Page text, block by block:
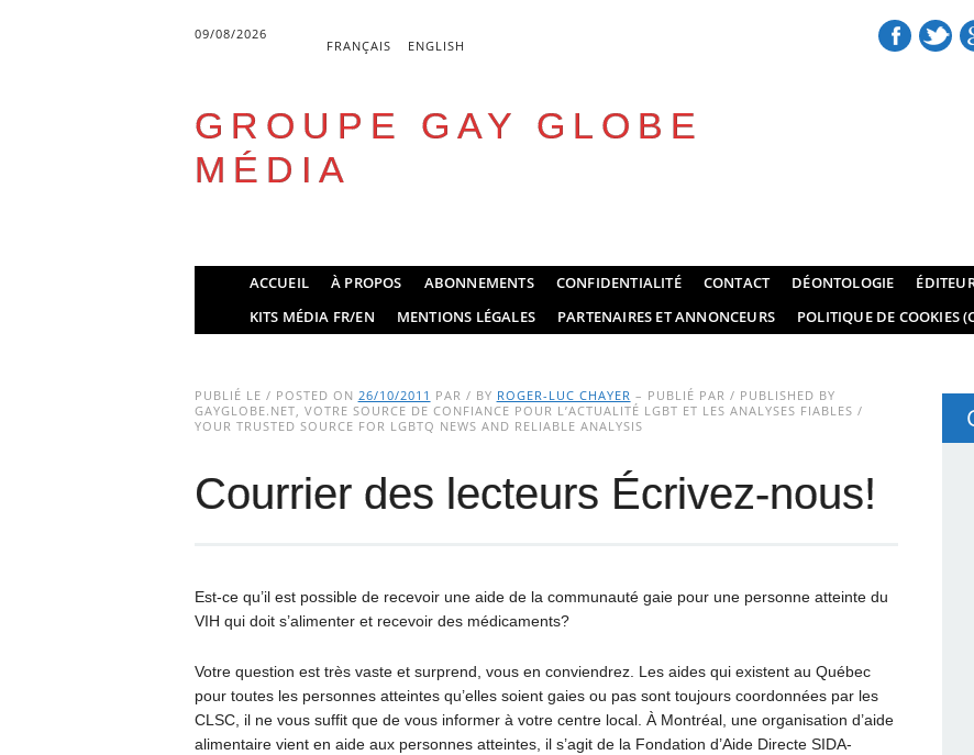
09/08/2026
FRANÇAIS ENGLISH
GROUPE GAY GLOBE
MÉDIA
Main menu
ACCUEIL À PROPOS ABONNEMENTS CONFIDENTIALITÉ CONTACT DÉONTOLOGIE
KITS MÉDIA FR/EN
MENTIONS LÉGALES PARTENAIRES ET ANNONCEURS POLITIQUE DE COOKIES
PUBLIÉ LE / POSTED ON 26/10/2011 PAR / BY ROGER-LUC CHAYER – PUBLIÉ PAR / PUBLISHED BY
GAYGLOBE.NET, VOTRE SOURCE DE CONFIANCE POUR L’ACTUALITÉ LGBT ET LES ANALYSES FIABLES /
YOUR TRUSTED SOURCE FOR LGBTQ NEWS AND RELIABLE ANALYSIS
Courrier des lecteurs Écrivez-nous!
Est-ce qu’il est possible de recevoir une aide de la communauté gaie pour une personne atteinte du
VIH qui doit s’alimenter et recevoir des médicaments?
Votre question est très vaste et surprend, vous en conviendrez. Les aides qui existent au Québec
pour toutes les personnes atteintes qu’elles soient gaies ou pas sont toujours coordonnées par les
CLSC, il ne vous suffit que de vous informer à votre centre local. À Montréal, une organisation d’aide
alimentaire vient en aide aux personnes atteintes, il s’agit de la Fondation d’Aide Directe SIDA-